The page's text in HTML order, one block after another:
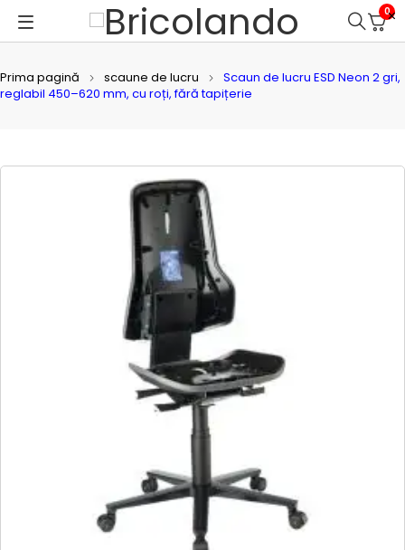
0
Prima pagină scaune de lucru
Scaun de lucru ESD Neon 2 gri,
reglabil 450–620 mm, cu roți, fără tapițerie